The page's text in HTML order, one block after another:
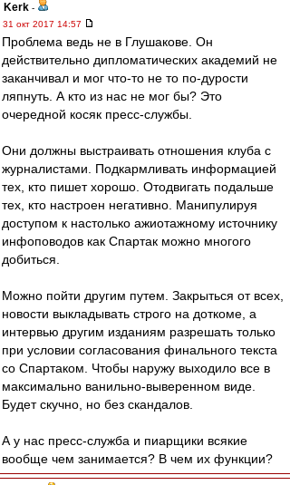
Kerk -
31 окт 2017 14:57
Проблема ведь не в Глушакове. Он
действительно дипломатических академий не
заканчивал и мог что-то не то по-дурости
ляпнуть. А кто из нас не мог бы? Это
очередной косяк пресс-службы.
Они должны выстраивать отношения клуба с
журналистами. Подкармливать информацией
тех, кто пишет хорошо. Отодвигать подальше
тех, кто настроен негативно. Манипулируя
доступом к настолько ажиотажному источнику
инфоповодов как Спартак можно многого
добиться.
Можно пойти другим путем. Закрыться от всех,
новости выкладывать строго на доткоме, а
интервью другим изданиям разрешать только
при условии согласования финального текста
со Спартаком. Чтобы наружу выходило все в
максимально ванильно-выверенном виде.
Будет скучно, но без скандалов.
А у нас пресс-служба и пиарщики всякие
вообще чем занимается? В чем их функции?